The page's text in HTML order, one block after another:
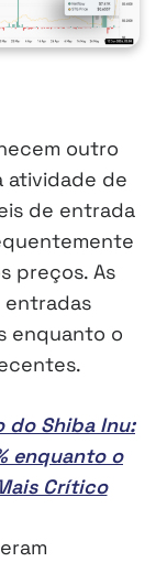
outro
atividade de
de entrada
preços. As
entradas
enquanto o
do Shiba Inu:
enquanto o
Crítico